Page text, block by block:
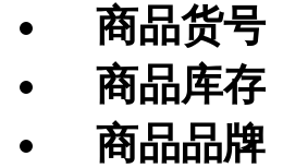
商品货号
商品库存
商品品牌